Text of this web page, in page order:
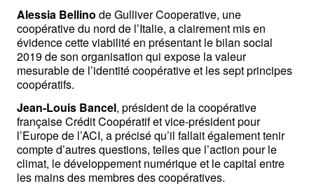
Alessia Bellino de Gulliver Cooperative, une
coopérative du nord de l’Italie, a clairement mis en
évidence cette viabilité en présentant le bilan social
2019 de son organisation qui expose la valeur
mesurable de l’identité coopérative et les sept principes
coopératifs.
Jean-Louis Bancel, président de la coopérative
française Crédit Coopératif et vice-président pour
l’Europe de l’ACI, a précisé qu’il fallait également tenir
compte d’autres questions, telles que l’action pour le
climat, le développement numérique et le capital entre
les mains des membres des coopératives.